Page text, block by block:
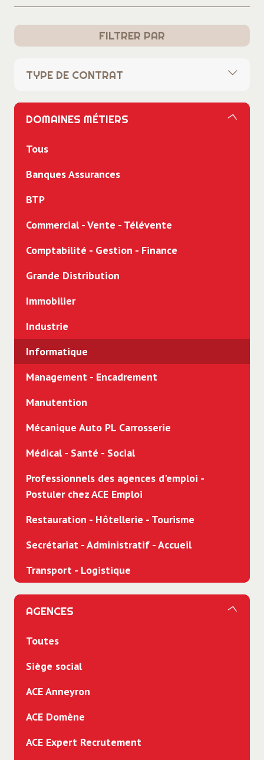
FILTRER PAR
TYPE DE CONTRAT
Tous
CDD
Intérim
Freelance
Alternance
Stage
DOMAINES MÉTIERS
Tous
Banques Assurances
BTP
Commercial - Vente - Télévente
Comptabilité - Gestion - Finance
Grande Distribution
Immobilier
Industrie
Informatique
Management - Encadrement
Manutention
Mécanique Auto PL Carrosserie
Médical - Santé - Social
Professionnels des agences d'emploi -
Postuler chez ACE Emploi
Restauration - Hôtellerie - Tourisme
Secrétariat - Administratif - Accueil
Transport - Logistique
AGENCES
Toutes
Siège social
ACE Anneyron
ACE Domène
ACE Expert Recrutement